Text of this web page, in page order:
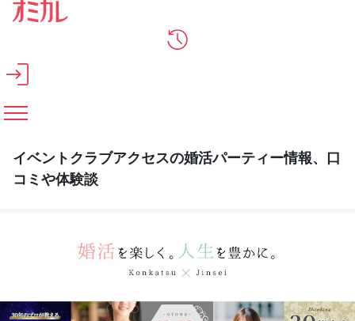
メインコンテンツへスキップ
イベントクラブアクセスの婚活パーティー情報、口
コミや体験談